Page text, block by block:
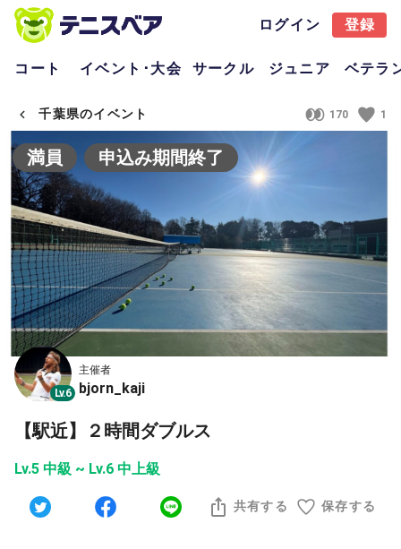
ログイン 登録
コート イベント･大会 サークル ジュニア ベテラ
千葉県のイベント 170 1
満員 申込み期間終了
Lv.6
主催者
bjorn_kaji
【駅近】２時間ダブルス
Lv.5 中級 ~ Lv.6 中上級
共有する 保存する